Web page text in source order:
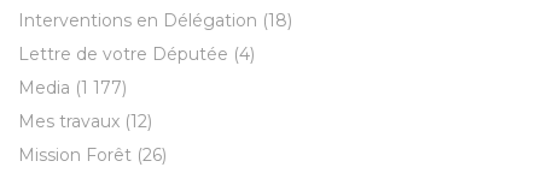
Interventions en Délégation (18)
Lettre de votre Députée (4)
Media (1 177)
Mes travaux (12)
Mission Forêt (26)